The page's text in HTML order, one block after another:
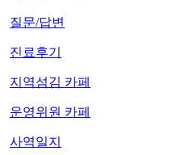
질문/답변
진료후기
지역섬김 카페
운영위원 카페
사역일지